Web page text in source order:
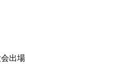
出場